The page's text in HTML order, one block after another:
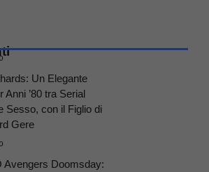
Un Elegante
Anni ’80 tra Serial
Sesso, con il Figlio di
Gere
Avengers Doomsday: